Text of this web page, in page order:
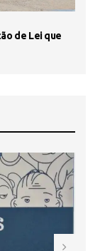
de Lei que